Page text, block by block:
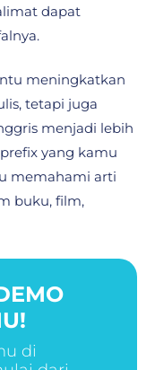
dapat
meningkatkan
tetapi juga
menjadi lebih
yang kamu
memahami arti
buku, film,
di